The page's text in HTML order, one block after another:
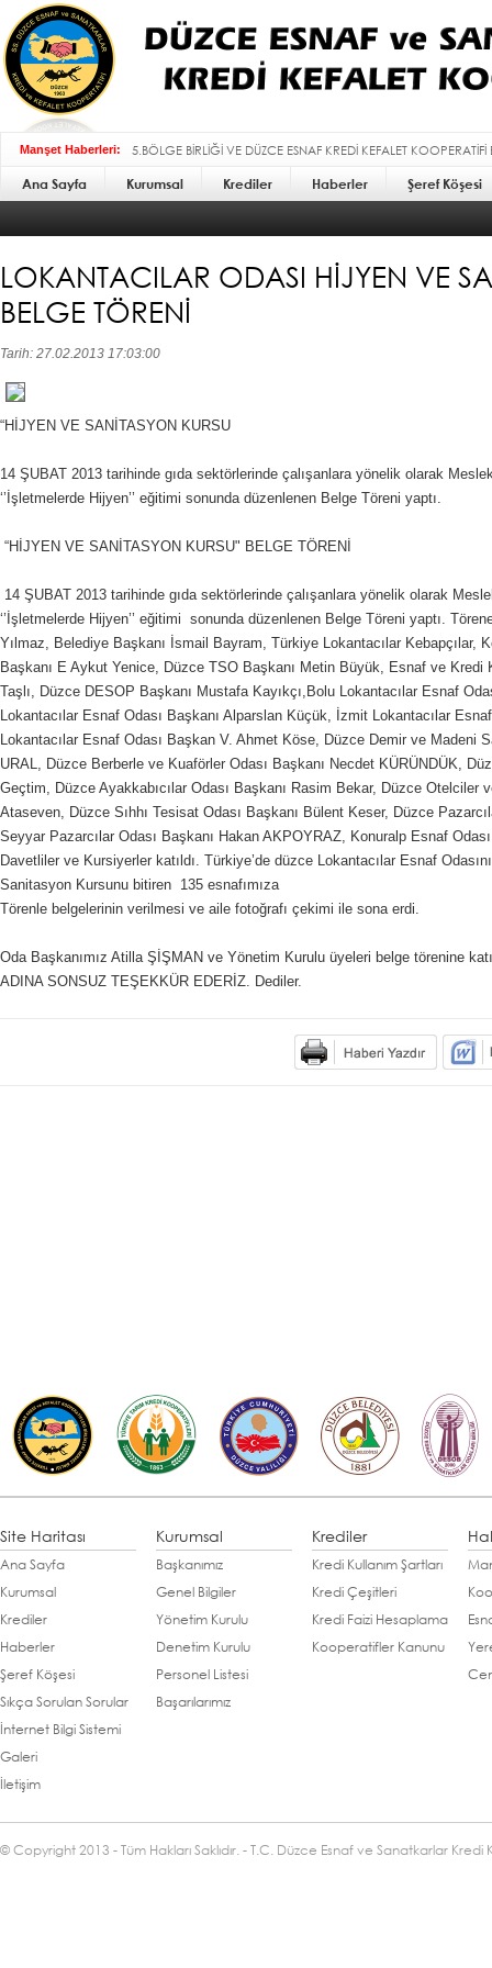
Manşet Haberleri:
5.BÖLGE BİRLİĞİ VE DÜZCE ESNAF KREDİ KEFALET
BAYRAMI MESAJI :
Ana Sayfa Kurumsal Krediler Haberler Şeref Köşesi
LOKANTACILAR ODASI HİJYEN VE
BELGE TÖRENİ
Tarih: 27.02.2013 17:03:00
“HİJYEN VE SANİTASYON KURSU
14 ŞUBAT 2013 tarihinde gıda sektörlerinde çalışanlara yönelik olarak
‘’İşletmelerde Hijyen’’ eğitimi sonunda düzenlenen Belge Töreni yaptı.
“HİJYEN VE SANİTASYON KURSU" BELGE TÖRENİ
14 ŞUBAT 2013 tarihinde gıda sektörlerinde çalışanlara yönelik olarak
‘’İşletmelerde Hijyen’’ eğitimi sonunda düzenlenen Belge Töreni yaptı.
Yılmaz, Belediye Başkanı İsmail Bayram, Türkiye Lokantacılar Kebapçılar,
Başkanı E Aykut Yenice, Düzce TSO Başkanı Metin Büyük, Esnaf ve Kredi
Taşlı, Düzce DESOP Başkanı Mustafa Kayıkçı,Bolu Lokantacılar Esnaf
Lokantacılar Esnaf Odası Başkanı Alparslan Küçük, İzmit Lokantacılar
Lokantacılar Esnaf Odası Başkan V. Ahmet Köse, Düzce Demir ve Madeni
URAL, Düzce Berberle ve Kuaförler Odası Başkanı Necdet KÜRÜNDÜK,
Geçtim, Düzce Ayakkabıcılar Odası Başkanı Rasim Bekar, Düzce Otelciler
Ataseven, Düzce Sıhhı Tesisat Odası Başkanı Bülent Keser, Düzce
Seyyar Pazarcılar Odası Başkanı Hakan AKPOYRAZ, Konuralp Esnaf
Davetliler ve Kursiyerler katıldı. Türkiye’de düzce Lokantacılar Esnaf
Sanitasyon Kursunu bitiren 135 esnafımıza
Törenle belgelerinin verilmesi ve aile fotoğrafı çekimi ile sona erdi.
Oda Başkanımız Atilla ŞİŞMAN ve Yönetim Kurulu üyeleri belge törenine
ADINA SONSUZ TEŞEKKÜR EDERİZ. Dediler.
Site Haritası
Ana Sayfa
Kurumsal
Krediler
Haberler
Şeref Köşesi
Sıkça Sorulan Sorular
İnternet Bilgi Sistemi
Galeri
İletişim
Kurumsal
Başkanımız
Genel Bilgiler
Yönetim Kurulu
Denetim Kurulu
Personel Listesi
Başarılarımız
Krediler
Kredi Kullanım Şartları
Kredi Çeşitleri
Kredi Faizi Hesaplama
Kooperatifler Kanunu
© Copyright 2013 - Tüm Hakları Saklıdır. - T.C. Düzce Esnaf ve Sanatkarlar